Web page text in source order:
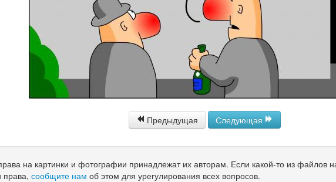
Предыдущая Следующая
на картинки и фотографии принадлежат их авторам. Если какой-то из файлов
права, сообщите нам об этом для урегулирования всех вопросов.